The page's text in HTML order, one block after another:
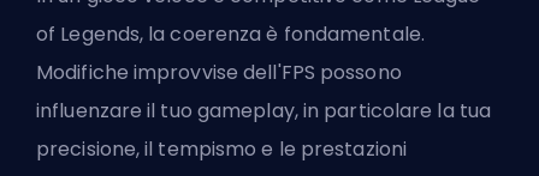
of Legends, la coerenza è fondamentale.
Modifiche improvvise dell'FPS possono
influenzare il tuo gameplay, in particolare la tua
precisione, il tempismo e le prestazioni